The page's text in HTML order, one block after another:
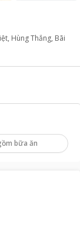
Hùng Thắng, Bãi
bữa ăn